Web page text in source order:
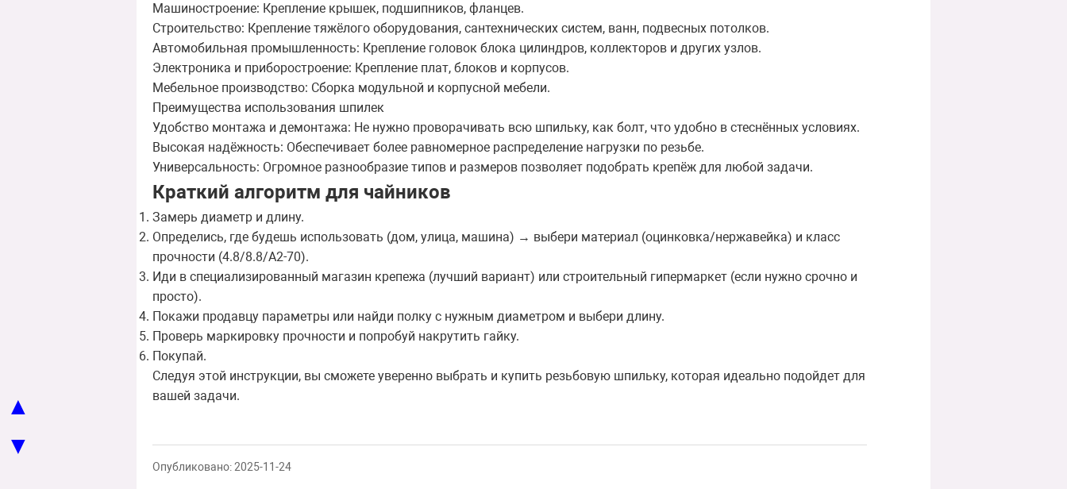
Машиностроение: Крепление крышек, подшипников, фланцев.
Строительство: Крепление тяжёлого оборудования, сантехнических систем, ванн, подвесных потолков.
Автомобильная промышленность: Крепление головок блока цилиндров, коллекторов и других узлов.
Электроника и приборостроение: Крепление плат, блоков и корпусов.
Мебельное производство: Сборка модульной и корпусной мебели.
Преимущества использования шпилек
Удобство монтажа и демонтажа: Не нужно проворачивать всю шпильку, как болт, что удобно в стеснённых условиях.
Высокая надёжность: Обеспечивает более равномерное распределение нагрузки по резьбе.
Универсальность: Огромное разнообразие типов и размеров позволяет подобрать крепёж для любой задачи.
Краткий алгоритм для чайников
Замерь диаметр и длину.
Определись, где будешь использовать (дом, улица, машина) → выбери материал (оцинковка/нержавейка) и класс
прочности (4.8/8.8/А2-70).
Иди в специализированный магазин крепежа (лучший вариант) или строительный гипермаркет (если нужно срочно и
просто).
Покажи продавцу параметры или найди полку с нужным диаметром и выбери длину.
Проверь маркировку прочности и попробуй накрутить гайку.
Покупай.
Следуя этой инструкции, вы сможете уверенно выбрать и купить резьбовую шпильку, которая идеально подойдет для
вашей задачи.
Опубликовано: 2025-11-24
▲
▼